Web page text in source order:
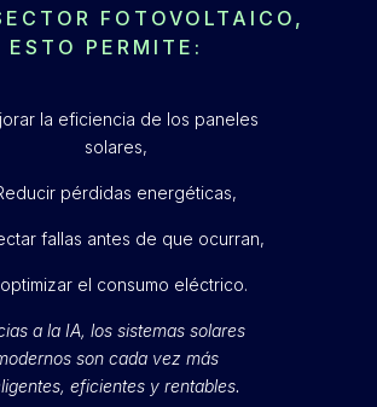
FOTOVOLTAICO,
ESTO PERMITE:
la eficiencia de los paneles
solares,
pérdidas energéticas,
fallas antes de que ocurran,
el consumo eléctrico.
a la IA, los sistemas solares
son cada vez más
eficientes y rentables.